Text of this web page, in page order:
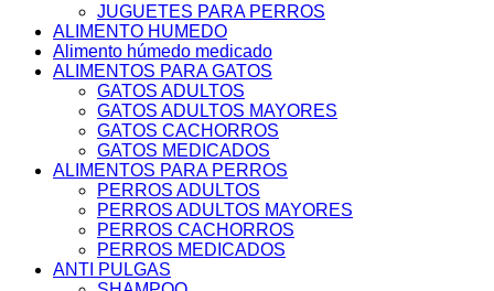
JUGUETES PARA PERROS
ALIMENTO HUMEDO
Alimento húmedo medicado
ALIMENTOS PARA GATOS
GATOS ADULTOS
GATOS ADULTOS MAYORES
GATOS CACHORROS
GATOS MEDICADOS
ALIMENTOS PARA PERROS
PERROS ADULTOS
PERROS ADULTOS MAYORES
PERROS CACHORROS
PERROS MEDICADOS
ANTI PULGAS